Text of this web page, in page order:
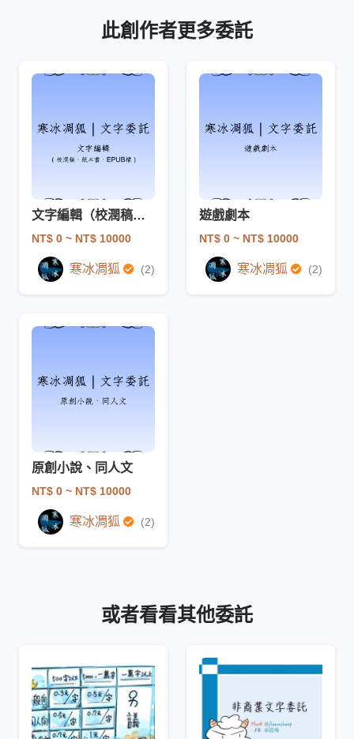
此創作者更多委託
文字編輯（校潤稿、紙本書、EPUB檔）
NT$ 0 ~ NT$ 10000
寒冰凋狐 (2)
遊戲劇本
NT$ 0 ~ NT$ 10000
寒冰凋狐 (2)
原創小說、同人文
NT$ 0 ~ NT$ 10000
寒冰凋狐 (2)
或者看看其他委託